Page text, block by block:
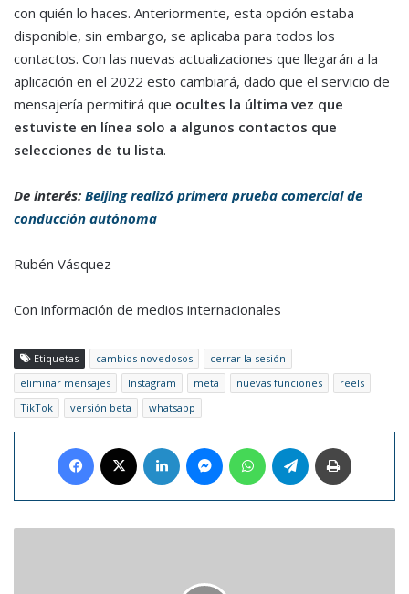
con quién lo haces. Anteriormente, esta opción estaba
disponible, sin embargo, se aplicaba para todos los
contactos. Con las nuevas actualizaciones que llegarán a la
aplicación en el 2022 esto cambiará, dado que el servicio de
mensajería permitirá que ocultes la última vez que
estuviste en línea solo a algunos contactos que
selecciones de tu lista.
De interés: Beijing realizó primera prueba comercial de
conducción autónoma
Rubén Vásquez
Con información de medios internacionales
Etiquetas cambios novedosos
cerrar la sesión
eliminar mensajes
Instagram meta nuevas funciones
reels
TikTok
versión beta whatsapp
Facebook LinkedIn MessengerWhatsAppTelegram